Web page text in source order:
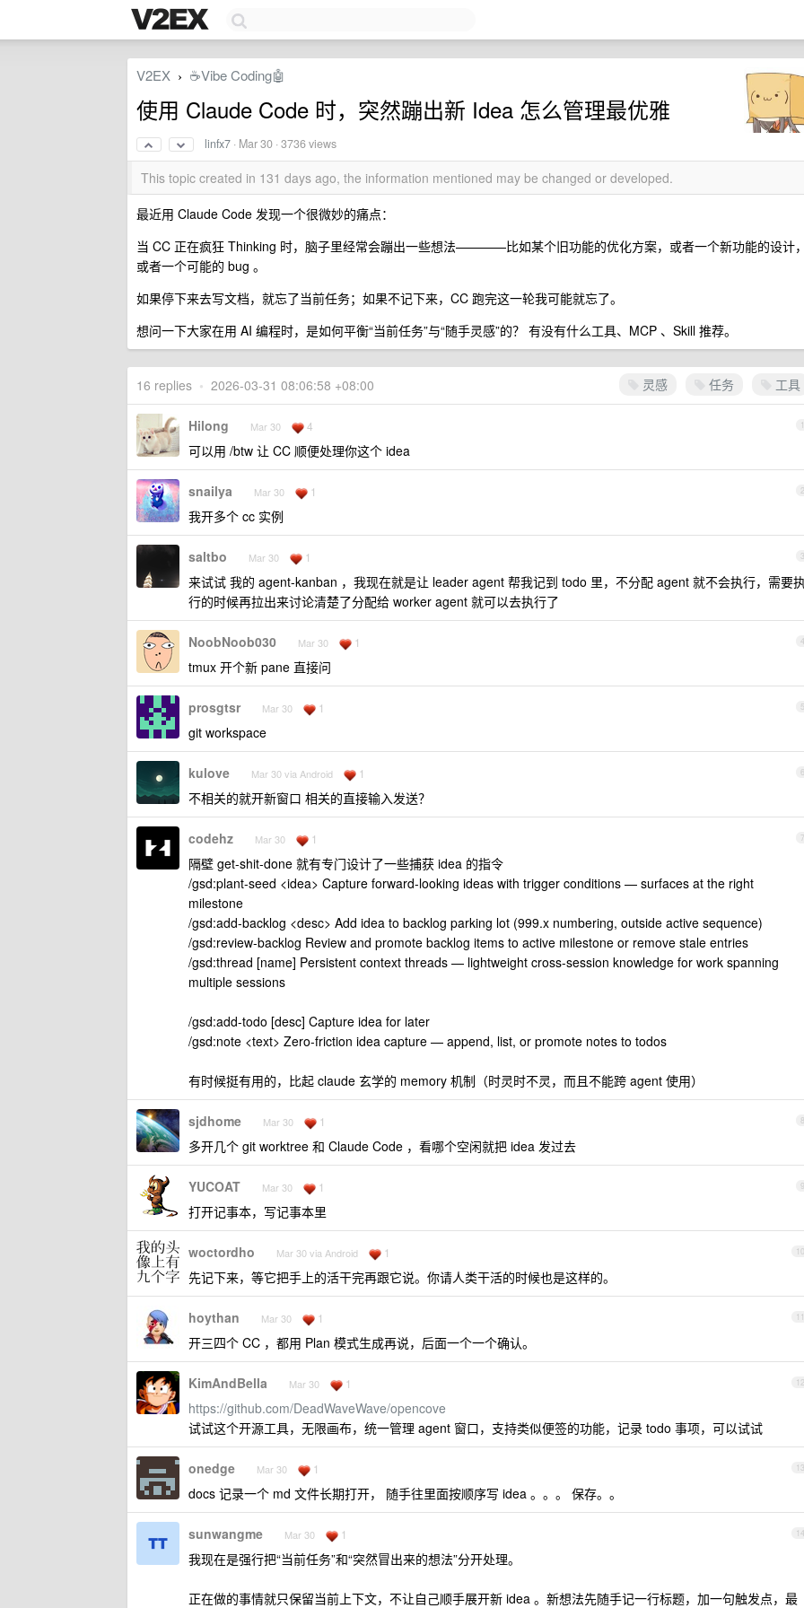
V2EX › ☕Vibe Coding🤖
使用 Claude Code 时，突然蹦出新 Idea 怎么管理最优雅
linfx7 · Mar 30 · 3736 views
This topic created in 131 days ago, the information mentioned may be changed or developed.
最近用 Claude Code 发现一个很微妙的痛点：
当 CC 正在疯狂 Thinking 时，脑子里经常会蹦出一些想法————比如某个旧功能的优化方案，或者一个新功能的设计，
或者一个可能的 bug 。
如果停下来去写文档，就忘了当前任务；如果不记下来，CC 跑完这一轮我可能就忘了。
想问一下大家在用 AI 编程时，是如何平衡“当前任务”与“随手灵感”的？ 有没有什么工具、MCP 、Skill 推荐。
灵感 任务 工具
16 replies • 2026-03-31 08:06:58 +08:00
1
Hilong Mar 30 4
可以用 /btw 让 CC 顺便处理你这个 idea
2
snailya Mar 30 1
我开多个 cc 实例
3
saltbo Mar 30 1
来试试 我的 agent-kanban ，我现在就是让 leader agent 帮我记到 todo 里，不分配 agent 就不会执行，需要
行的时候再拉出来讨论清楚了分配给 worker agent 就可以去执行了
4
NoobNoob030 Mar 30 1
tmux 开个新 pane 直接问
5
prosgtsr Mar 30 1
git workspace
6
kulove Mar 30 via Android 1
不相关的就开新窗口 相关的直接输入发送？
7
codehz Mar 30 1
隔壁 get-shit-done 就有专门设计了一些捕获 idea 的指令
/gsd:plant-seed <idea> Capture forward-looking ideas with trigger conditions — surfaces at the right
milestone
/gsd:add-backlog <desc> Add idea to backlog parking lot (999.x numbering, outside active sequence)
/gsd:review-backlog Review and promote backlog items to active milestone or remove stale entries
/gsd:thread [name] Persistent context threads — lightweight cross-session knowledge for work spanning
multiple sessions
/gsd:add-todo [desc] Capture idea for later
/gsd:note <text> Zero-friction idea capture — append, list, or promote notes to todos
有时候挺有用的，比起 claude 玄学的 memory 机制（时灵时不灵，而且不能跨 agent 使用）
8
sjdhome Mar 30 1
多开几个 git worktree 和 Claude Code ，看哪个空闲就把 idea 发过去
9
YUCOAT Mar 30 1
打开记事本，写记事本里
10
woctordho Mar 30 via Android 1
先记下来，等它把手上的活干完再跟它说。你请人类干活的时候也是这样的。
11
hoythan Mar 30 1
开三四个 CC ，都用 Plan 模式生成再说，后面一个一个确认。
12
KimAndBella Mar 30 1
https://github.com/DeadWaveWave/opencove
试试这个开源工具，无限画布，统一管理 agent 窗口，支持类似便签的功能，记录 todo 事项，可以试试
13
onedge Mar 30 1
docs 记录一个 md 文件长期打开， 随手往里面按顺序写 idea 。。。 保存。。
14
sunwangme Mar 30 1
我现在是强行把“当前任务”和“突然冒出来的想法”分开处理。
正在做的事情就只保留当前上下文，不让自己顺手展开新 idea 。新想法先随手记一行标题，加一句触发点，最